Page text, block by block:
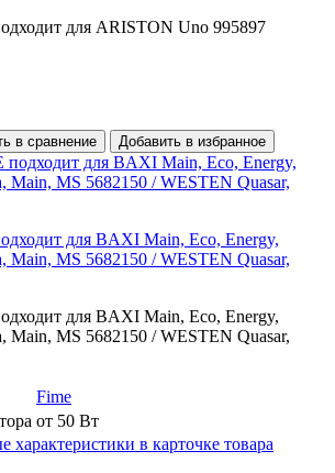
для ARISTON Uno 995897
в сравнение Добавить в избранное
для BAXI Main, Eco, Energy,
Main, MS 5682150 / WESTEN Quasar,
для BAXI Main, Eco, Energy,
Main, MS 5682150 / WESTEN Quasar,
Fime
от 50 Вт
характеристики в карточке товара